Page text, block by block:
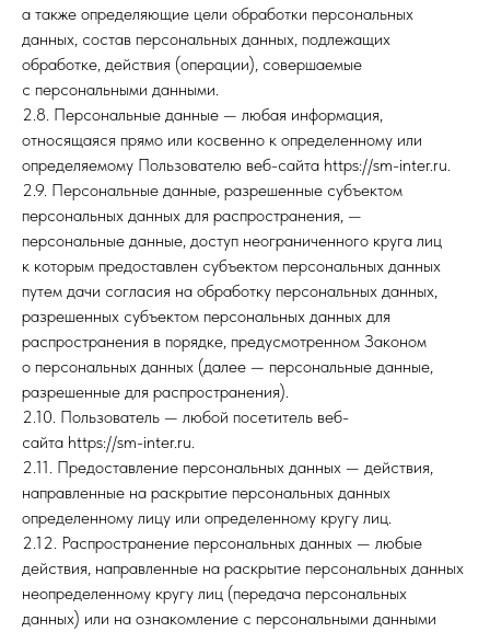
а также определяющие цели обработки персональных
данных, состав персональных данных, подлежащих
обработке, действия (операции), совершаемые
с персональными данными.
2.8. Персональные данные — любая информация,
относящаяся прямо или косвенно к определенному или
определяемому Пользователю веб-сайта https://sm-inter.ru.
2.9. Персональные данные, разрешенные субъектом
персональных данных для распространения, —
персональные данные, доступ неограниченного круга лиц
к которым предоставлен субъектом персональных данных
путем дачи согласия на обработку персональных данных,
разрешенных субъектом персональных данных для
распространения в порядке, предусмотренном Законом
о персональных данных (далее — персональные данные,
разрешенные для распространения).
2.10. Пользователь — любой посетитель веб-
сайта https://sm-inter.ru.
2.11. Предоставление персональных данных — действия,
направленные на раскрытие персональных данных
определенному лицу или определенному кругу лиц.
2.12. Распространение персональных данных — любые
действия, направленные на раскрытие персональных данных
неопределенному кругу лиц (передача персональных
данных) или на ознакомление с персональными данными